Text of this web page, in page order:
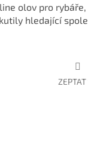
olov pro
hledající
ZEPTAT